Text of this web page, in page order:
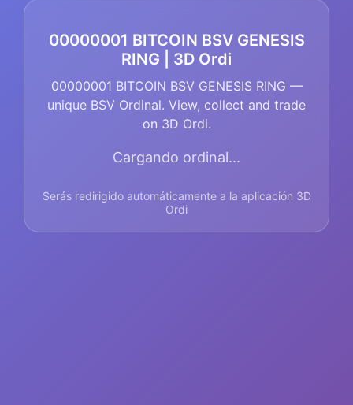
00000001 BITCOIN BSV GENESIS
RING | 3D Ordi
00000001 BITCOIN BSV GENESIS RING —
unique BSV Ordinal. View, collect and trade
on 3D Ordi.
Cargando ordinal...
Serás redirigido automáticamente a la aplicación 3D
Ordi